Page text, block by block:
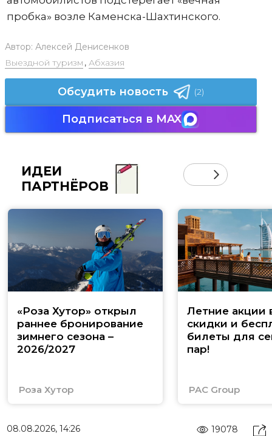
пробка» возле Каменска-Шахтинского.
Автор: Алексей Денисенков
Выездной туризм , Абхазия
Обсудить новость (2)
Подписаться в MAX
ИДЕИ
ПАРТНЁРОВ
«Роза Хутор» открыл
раннее бронирование
зимнего сезона –
2026/2027
Роза Хутор
Летние акции
скидки и
билеты для
пар!
PAC Group
08.08.2026, 14:26 19078